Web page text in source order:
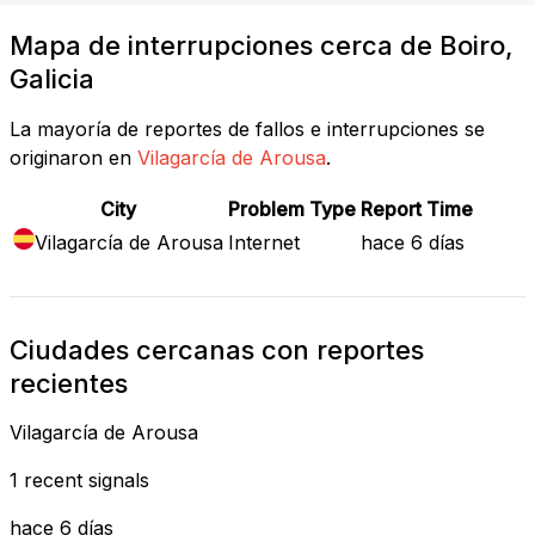
Mapa de interrupciones cerca de Boiro,
Galicia
La mayoría de reportes de fallos e interrupciones se
originaron en Vilagarcía de Arousa.
City Problem Type Report Time
Vilagarcía de Arousa Internet hace 6 días
Ciudades cercanas con reportes
recientes
Vilagarcía de Arousa
1 recent signals
hace 6 días